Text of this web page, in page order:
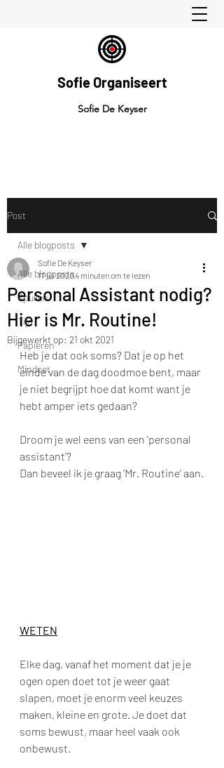
Sofie Organiseert
Sofie De Keyser
Post
Alle blogposts
Spullen
Tijd
Papieren
Mindset
Alle blogposts
Personal Assistant nodig?
Hier is Mr. Routine!
Sofie De Keyser
17 jul 20204 minuten om te lezen
Bijgewerkt op: 21 okt 2021
Heb je dat ook soms? Dat je op het
einde van de dag doodmoe bent, maar
je niet begrijpt hoe dat komt want je
hebt amper iets gedaan?
Droom je wel eens van een 'personal
assistant'?
Dan beveel ik je graag 'Mr. Routine' aan.
WETEN
Elke dag, vanaf het moment dat je je
ogen open doet tot je weer gaat
slapen, moet je enorm veel keuzes
maken, kleine en grote. Je doet dat
soms bewust, maar heel vaak ook
onbewust.